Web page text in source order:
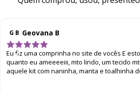
G B Geovana B
Eu fiz uma comprinha no site de vocês E
quanto eu ameeeeiii, mto lindo, um tecido
aquele kit com naninha, manta e toalhinha